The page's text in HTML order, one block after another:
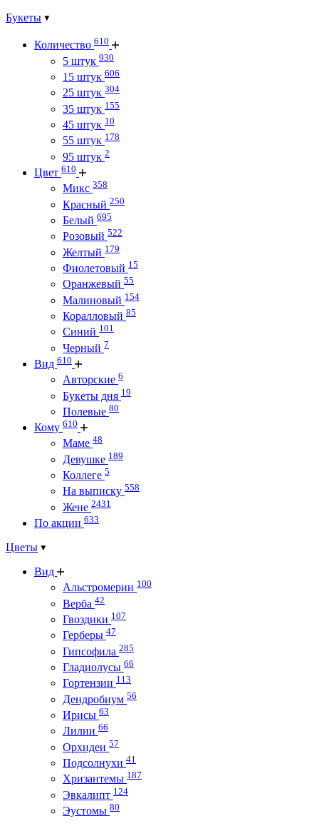
Букеты
Количество 610
5 штук 930
15 штук 606
25 штук 304
35 штук 155
45 штук 10
55 штук 178
95 штук 2
Цвет 610
Микс 358
Красный 250
Белый 695
Розовый 522
Желтый 179
Фиолетовый 15
Оранжевый 55
Малиновый 154
Коралловый 85
Синий 101
Черный 7
Вид 610
Авторские 6
Букеты дня 19
Полевые 80
Кому 610
Маме 48
Девушке 189
Коллеге 5
На выписку 558
Жене 2431
По акции 633
Цветы
Вид
Альстромерии 100
Верба 42
Гвоздики 107
Герберы 47
Гипсофила 285
Гладиолусы 66
Гортензии 113
Дендробиум 56
Ирисы 63
Лилии 66
Орхидеи 57
Подсолнухи 41
Хризантемы 187
Эвкалипт 124
Эустомы 80